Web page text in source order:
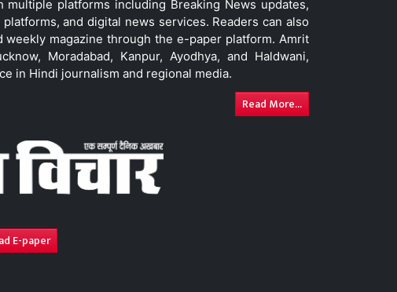
platforms including Breaking News updates,
and digital news services. Readers can also
magazine through the e-paper platform. Amrit
Moradabad, Kanpur, Ayodhya, and Haldwani,
in Hindi journalism and regional media.
Read More...
E-paper